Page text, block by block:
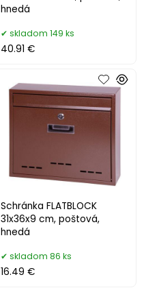
hnedá
skladom 149 ks
40.91 €
Schránka FLATBLOCK
31x36x9 cm, poštová,
hnedá
skladom 86 ks
16.49 €